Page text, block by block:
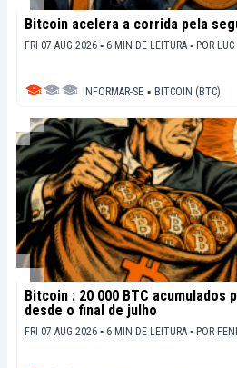
Bitcoin acelera a corrida pela
FRI 07 AUG 2026 ▪ 6 MIN DE LEITURA ▪ POR LUC
INFORMAR-SE ▪ BITCOIN (BTC)
Bitcoin : 20 000 BTC acumulados
desde o final de julho
FRI 07 AUG 2026 ▪ 6 MIN DE LEITURA ▪ POR